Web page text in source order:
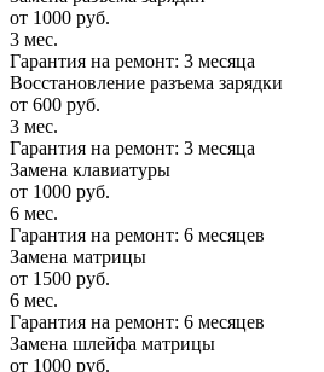
от 1000 руб.
3 мес.
Гарантия на ремонт: 3 месяца
Восстановление разъема зарядки
от 600 руб.
3 мес.
Гарантия на ремонт: 3 месяца
Замена клавиатуры
от 1000 руб.
6 мес.
Гарантия на ремонт: 6 месяцев
Замена матрицы
от 1500 руб.
6 мес.
Гарантия на ремонт: 6 месяцев
Замена шлейфа матрицы
от 1000 руб.